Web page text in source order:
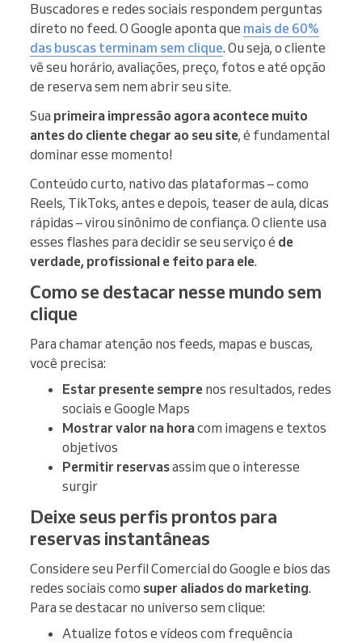
Buscadores e redes sociais respondem perguntas
direto no feed. O Google aponta que mais de 60%
das buscas terminam sem clique. Ou seja, o cliente
vê seu horário, avaliações, preço, fotos e até opção
de reserva sem nem abrir seu site.
Sua primeira impressão agora acontece muito
antes do cliente chegar ao seu site, é fundamental
dominar esse momento!
Conteúdo curto, nativo das plataformas – como
Reels, TikToks, antes e depois, teaser de aula, dicas
rápidas – virou sinônimo de confiança. O cliente usa
esses flashes para decidir se seu serviço é de
verdade, profissional e feito para ele.
Como se destacar nesse mundo sem
clique
Para chamar atenção nos feeds, mapas e buscas,
você precisa:
Estar presente sempre nos resultados, redes
sociais e Google Maps
Mostrar valor na horacom imagens e textos
objetivos
Permitir reservasassim que o interesse
surgir
Deixe seus perfis prontos para
reservas instantâneas
Considere seu Perfil Comercial do Google e bios das
redes sociais como super aliados do marketing.
Para se destacar no universo sem clique:
Atualize fotos e vídeos com frequência